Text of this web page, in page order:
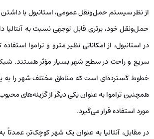
از نظر سیستم حمل‌ونقل عمومی، استانبول با داشتن
حمل‌ونقل خود، برتری قابل توجهی نسبت به آنتالیا
در استانبول، از امکاناتی نظیر مترو و تراموا
سریع و راحت در سطح شهر بسیار مؤثر هستند.
خطوط گسترده‌ای است که مناطق مختلف شهر را به
همچنین تراموا به عنوان یکی دیگر از گزینه‌های
مورد استفاده قرار می‌گیرد.
در مقابل، آنتالیا به عنوان یک شهر کوچک‌تر، عمدتاً